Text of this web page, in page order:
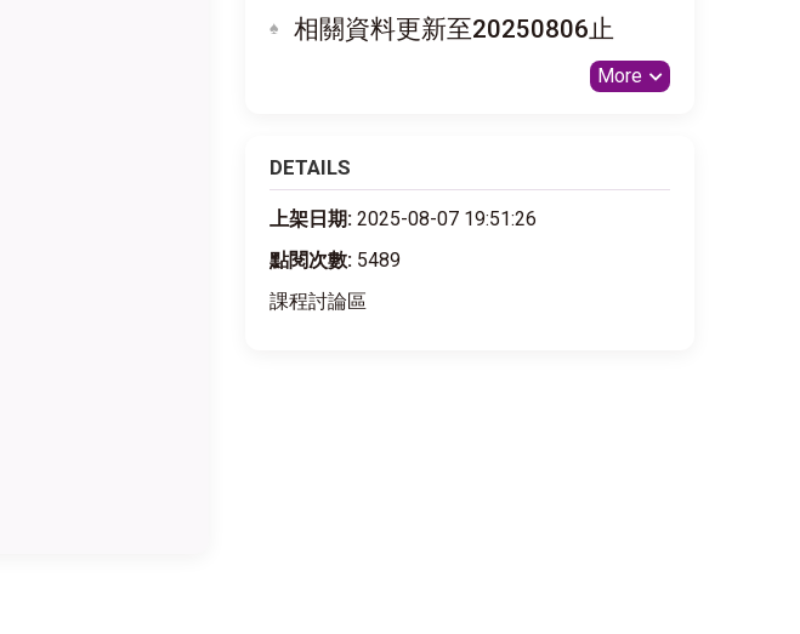
相關資料更新至20250806止
More
DETAILS
上架日期: 2025-08-07 19:51:26
點閱次數: 5489
課程討論區